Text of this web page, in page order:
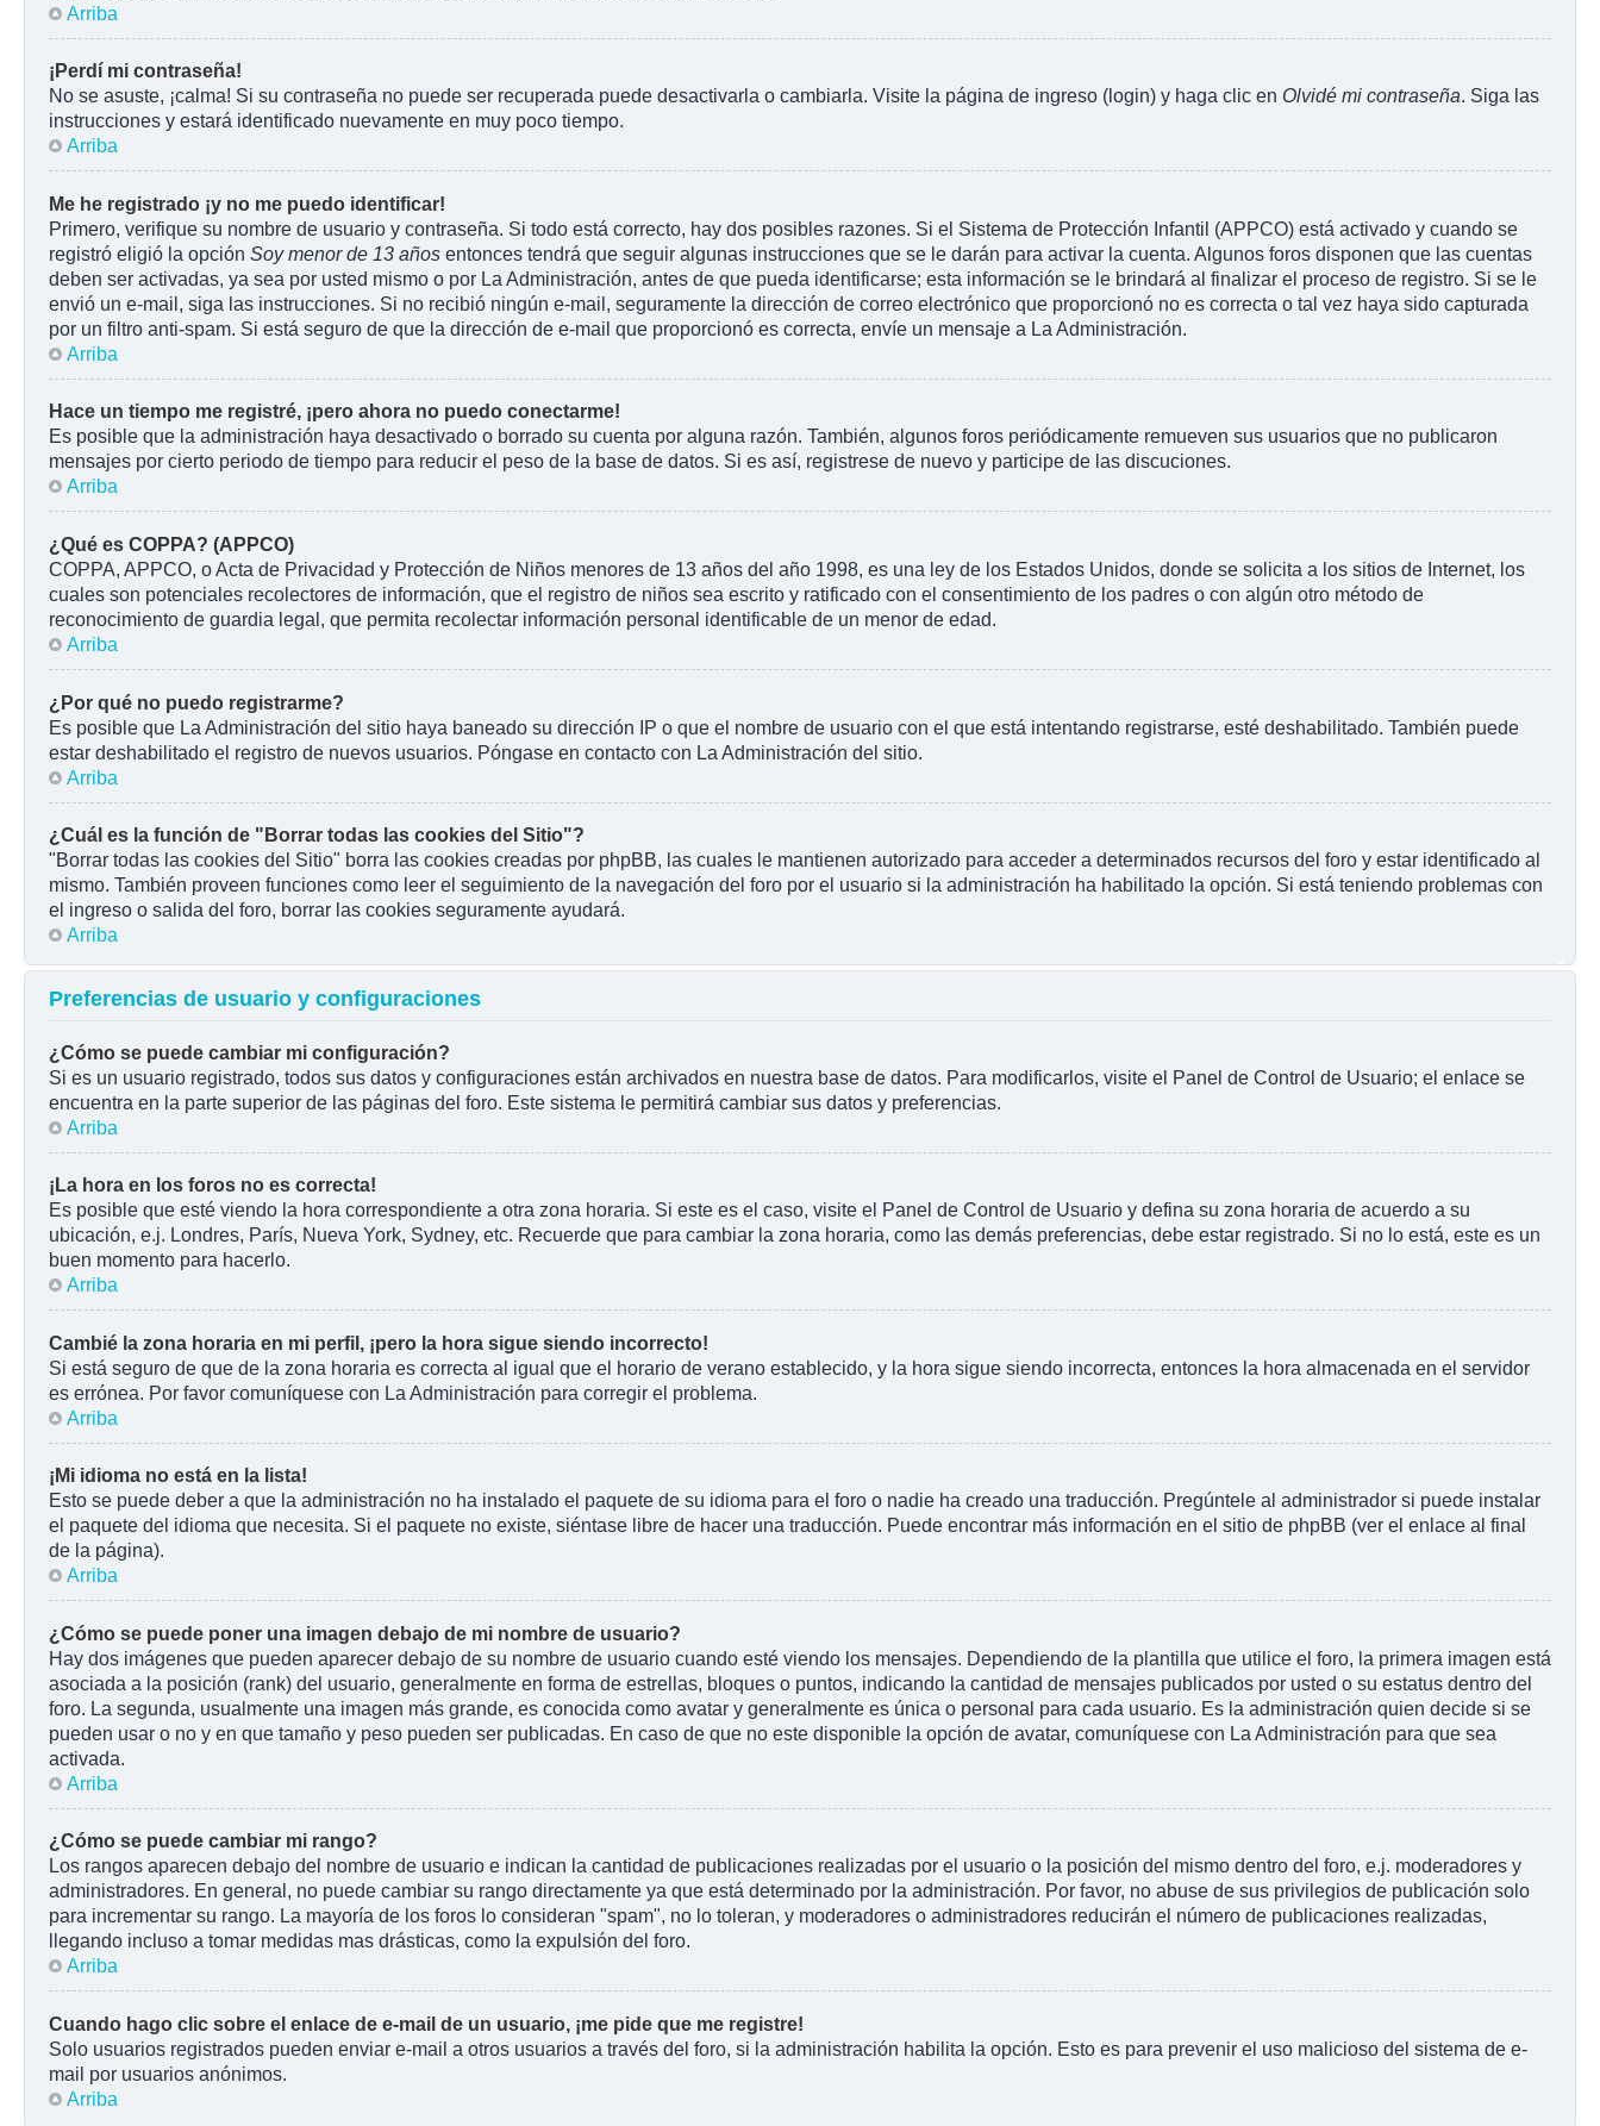
Arriba
¡Perdí mi contraseña!
No se asuste, ¡calma! Si su contraseña no puede ser recuperada puede desactivarla o cambiarla. Visite la página de ingreso (login) y haga clic en Olvidé mi contraseña. Siga las
instrucciones y estará identificado nuevamente en muy poco tiempo.
Arriba
Me he registrado ¡y no me puedo identificar!
Primero, verifique su nombre de usuario y contraseña. Si todo está correcto, hay dos posibles razones. Si el Sistema de Protección Infantil (APPCO) está activado y cuando se
registró eligió la opción Soy menor de 13 años entonces tendrá que seguir algunas instrucciones que se le darán para activar la cuenta. Algunos foros disponen que las cuentas
deben ser activadas, ya sea por usted mismo o por La Administración, antes de que pueda identificarse; esta información se le brindará al finalizar el proceso de registro. Si se le
envió un e-mail, siga las instrucciones. Si no recibió ningún e-mail, seguramente la dirección de correo electrónico que proporcionó no es correcta o tal vez haya sido capturada
por un filtro anti-spam. Si está seguro de que la dirección de e-mail que proporcionó es correcta, envíe un mensaje a La Administración.
Arriba
Hace un tiempo me registré, ¡pero ahora no puedo conectarme!
Es posible que la administración haya desactivado o borrado su cuenta por alguna razón. También, algunos foros periódicamente remueven sus usuarios que no publicaron
mensajes por cierto periodo de tiempo para reducir el peso de la base de datos. Si es así, registrese de nuevo y participe de las discuciones.
Arriba
¿Qué es COPPA? (APPCO)
COPPA, APPCO, o Acta de Privacidad y Protección de Niños menores de 13 años del año 1998, es una ley de los Estados Unidos, donde se solicita a los sitios de Internet, los
cuales son potenciales recolectores de información, que el registro de niños sea escrito y ratificado con el consentimiento de los padres o con algún otro método de
reconocimiento de guardia legal, que permita recolectar información personal identificable de un menor de edad.
Arriba
¿Por qué no puedo registrarme?
Es posible que La Administración del sitio haya baneado su dirección IP o que el nombre de usuario con el que está intentando registrarse, esté deshabilitado. También puede
estar deshabilitado el registro de nuevos usuarios. Póngase en contacto con La Administración del sitio.
Arriba
¿Cuál es la función de "Borrar todas las cookies del Sitio"?
"Borrar todas las cookies del Sitio" borra las cookies creadas por phpBB, las cuales le mantienen autorizado para acceder a determinados recursos del foro y estar identificado al
mismo. También proveen funciones como leer el seguimiento de la navegación del foro por el usuario si la administración ha habilitado la opción. Si está teniendo problemas con
el ingreso o salida del foro, borrar las cookies seguramente ayudará.
Arriba
Preferencias de usuario y configuraciones
¿Cómo se puede cambiar mi configuración?
Si es un usuario registrado, todos sus datos y configuraciones están archivados en nuestra base de datos. Para modificarlos, visite el Panel de Control de Usuario; el enlace se
encuentra en la parte superior de las páginas del foro. Este sistema le permitirá cambiar sus datos y preferencias.
Arriba
¡La hora en los foros no es correcta!
Es posible que esté viendo la hora correspondiente a otra zona horaria. Si este es el caso, visite el Panel de Control de Usuario y defina su zona horaria de acuerdo a su
ubicación, e.j. Londres, París, Nueva York, Sydney, etc. Recuerde que para cambiar la zona horaria, como las demás preferencias, debe estar registrado. Si no lo está, este es un
buen momento para hacerlo.
Arriba
Cambié la zona horaria en mi perfil, ¡pero la hora sigue siendo incorrecto!
Si está seguro de que de la zona horaria es correcta al igual que el horario de verano establecido, y la hora sigue siendo incorrecta, entonces la hora almacenada en el servidor
es errónea. Por favor comuníquese con La Administración para corregir el problema.
Arriba
¡Mi idioma no está en la lista!
Esto se puede deber a que la administración no ha instalado el paquete de su idioma para el foro o nadie ha creado una traducción. Pregúntele al administrador si puede instalar
el paquete del idioma que necesita. Si el paquete no existe, siéntase libre de hacer una traducción. Puede encontrar más información en el sitio de phpBB (ver el enlace al final
de la página).
Arriba
¿Cómo se puede poner una imagen debajo de mi nombre de usuario?
Hay dos imágenes que pueden aparecer debajo de su nombre de usuario cuando esté viendo los mensajes. Dependiendo de la plantilla que utilice el foro, la primera imagen está
asociada a la posición (rank) del usuario, generalmente en forma de estrellas, bloques o puntos, indicando la cantidad de mensajes publicados por usted o su estatus dentro del
foro. La segunda, usualmente una imagen más grande, es conocida como avatar y generalmente es única o personal para cada usuario. Es la administración quien decide si se
pueden usar o no y en que tamaño y peso pueden ser publicadas. En caso de que no este disponible la opción de avatar, comuníquese con La Administración para que sea
activada.
Arriba
¿Cómo se puede cambiar mi rango?
Los rangos aparecen debajo del nombre de usuario e indican la cantidad de publicaciones realizadas por el usuario o la posición del mismo dentro del foro, e.j. moderadores y
administradores. En general, no puede cambiar su rango directamente ya que está determinado por la administración. Por favor, no abuse de sus privilegios de publicación solo
para incrementar su rango. La mayoría de los foros lo consideran "spam", no lo toleran, y moderadores o administradores reducirán el número de publicaciones realizadas,
llegando incluso a tomar medidas mas drásticas, como la expulsión del foro.
Arriba
Cuando hago clic sobre el enlace de e-mail de un usuario, ¡me pide que me registre!
Solo usuarios registrados pueden enviar e-mail a otros usuarios a través del foro, si la administración habilita la opción. Esto es para prevenir el uso malicioso del sistema de e-
mail por usuarios anónimos.
Arriba